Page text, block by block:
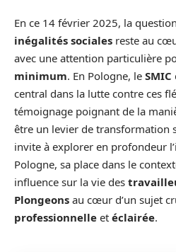
En ce 14 février 2025, la
inégalités sociales reste au
avec une attention particulière
minimum. En Pologne, le SMIC
central dans la lutte contre ces
témoignage poignant de la
être un levier de transformation
invite à explorer en profondeur
Pologne, sa place dans le
influence sur la vie des
Plongeons au cœur d’un sujet
professionnelle et éclairée.